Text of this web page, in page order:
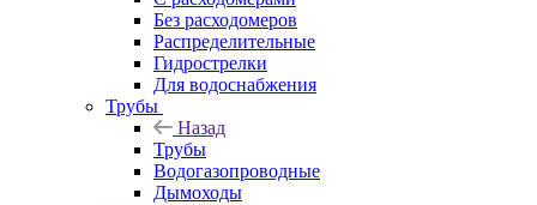
Без расходомеров
Распределительные
Гидрострелки
Для водоснабжения
Трубы
Назад
Трубы
Водогазопроводные
Дымоходы